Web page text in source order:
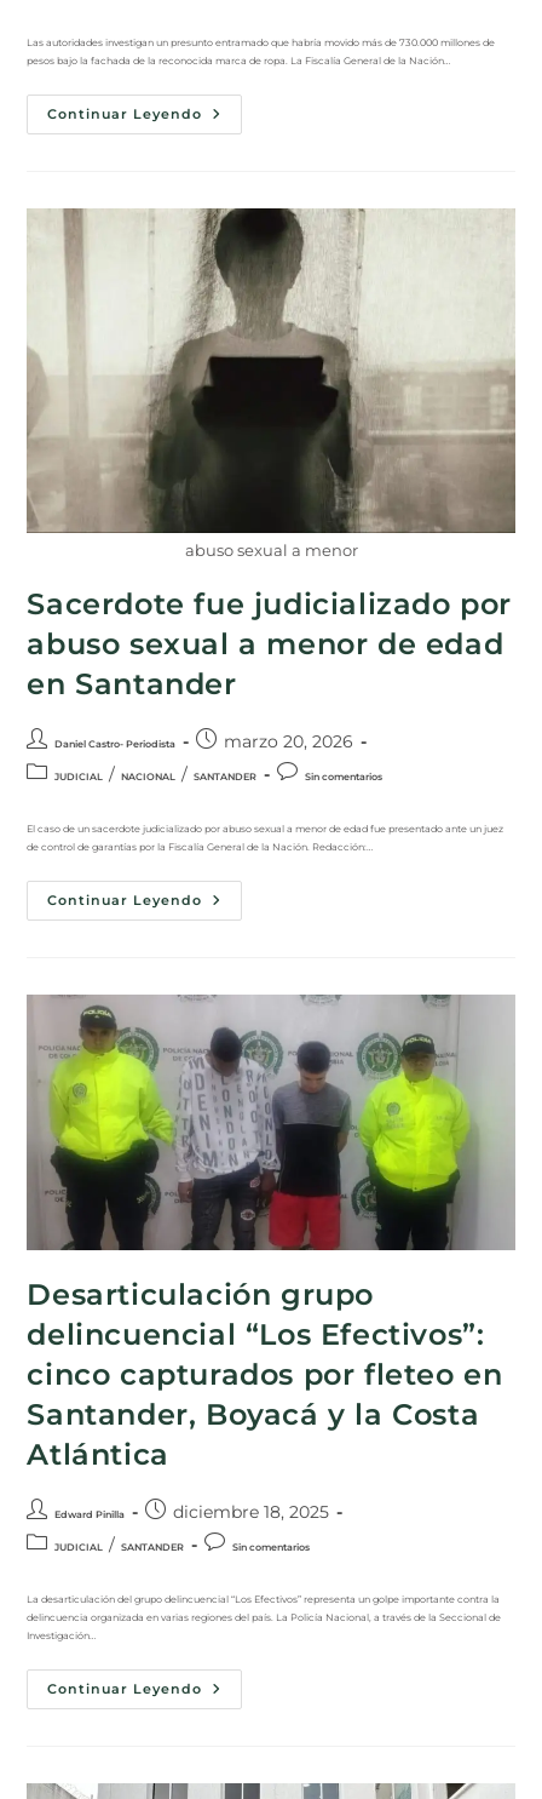
Las autoridades investigan un presunto entramado que habría movido más de 730.000 millones de
pesos bajo la fachada de la reconocida marca de ropa. La Fiscalía General de la Nación…
Continuar Leyendo
abuso sexual a menor
Sacerdote fue judicializado por
abuso sexual a menor de edad
en Santander
Daniel Castro- Periodista marzo 20, 2026
JUDICIAL / NACIONAL / SANTANDER Sin comentarios
El caso de un sacerdote judicializado por abuso sexual a menor de edad fue presentado ante un juez
de control de garantías por la Fiscalía General de la Nación. Redacción:…
Continuar Leyendo
Desarticulación grupo
delincuencial “Los Efectivos”:
cinco capturados por fleteo en
Santander, Boyacá y la Costa
Atlántica
Edward Pinilla diciembre 18, 2025
JUDICIAL / SANTANDER Sin comentarios
La desarticulación del grupo delincuencial “Los Efectivos” representa un golpe importante contra la
delincuencia organizada en varias regiones del país. La Policía Nacional, a través de la Seccional de
Investigación…
Continuar Leyendo